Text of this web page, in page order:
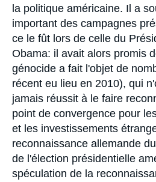
la politique américaine. Il a
important des campagnes
ce le fût lors de celle du
Obama: il avait alors promis
génocide a fait l'objet de
récent eu lieu en 2010), qui
jamais réussit à le faire
point de convergence pour
et les investissements
reconnaissance allemande
de l'élection présidentielle
spéculation de la